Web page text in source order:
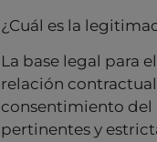
¿Cuál es la
La base legal para
relación
consentimiento del
pertinentes y